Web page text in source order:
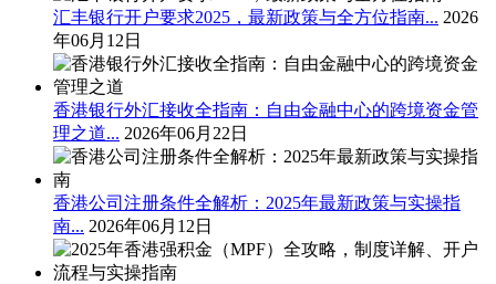
汇丰银行开户要求2025，最新政策与全方位指南... 2026
年06月12日
香港银行外汇接收全指南：自由金融中心的跨境资金管
理之道... 2026年06月22日
香港公司注册条件全解析：2025年最新政策与实操指
南... 2026年06月12日